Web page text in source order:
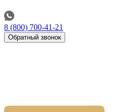
8 (800) 700-41-21
Обратный звонок